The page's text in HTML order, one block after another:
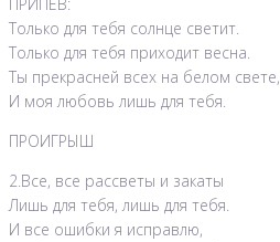
ПРИПЕВ:
Только для тебя солнце светит.
Только для тебя приходит весна.
Ты прекрасней всех на белом свете,
И моя любовь лишь для тебя.
ПРОИГРЫШ
2.Все, все рассветы и закаты
Лишь для тебя, лишь для тебя.
И все ошибки я исправлю,